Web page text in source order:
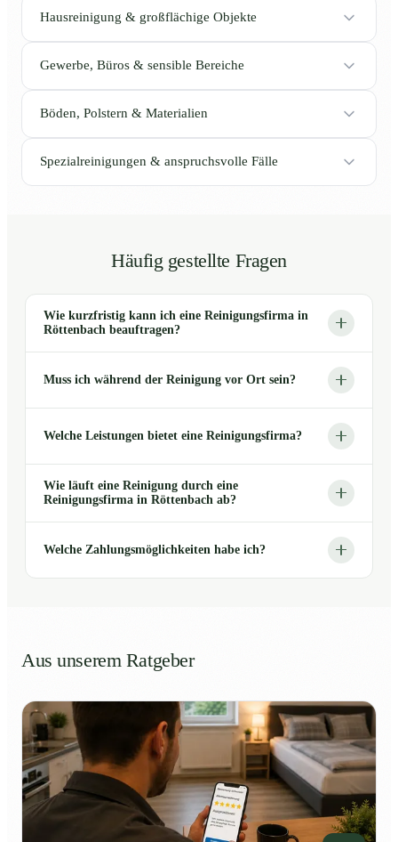
Hausreinigung & großflächige Objekte
Gewerbe, Büros & sensible Bereiche
Böden, Polstern & Materialien
Spezialreinigungen & anspruchsvolle Fälle
Häufig gestellte Fragen
Wie kurzfristig kann ich eine Reinigungsfirma in
Röttenbach beauftragen?
Muss ich während der Reinigung vor Ort sein?
Welche Leistungen bietet eine Reinigungsfirma?
Wie läuft eine Reinigung durch eine
Reinigungsfirma in Röttenbach ab?
Welche Zahlungsmöglichkeiten habe ich?
Aus unserem Ratgeber